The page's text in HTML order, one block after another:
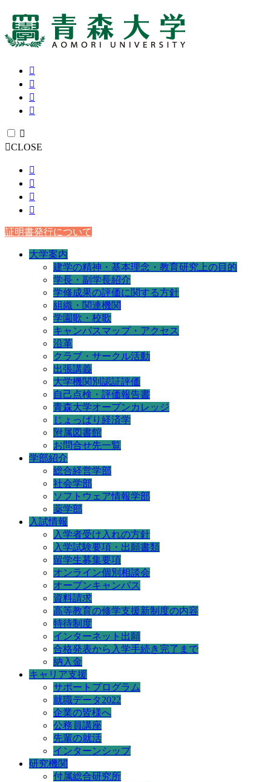
CLOSE
証明書発行について
大学案内
建学の精神・基本理念・教育研究上の目的
学長・副学長紹介
学修成果の評価に関する方針
組織・関連機関
学園歌・校歌
キャンパスマップ・アクセス
沿革
クラブ・サークル活動
出張講義
大学機関別認証評価
自己点検・評価報告書
青森大学オープンカレッジ
じょっぱり経済学
附属図書館
お問合せ先一覧
学部紹介
総合経営学部
社会学部
ソフトウェア情報学部
薬学部
入試情報
入学者受け入れの方針
入学試験要項・出願書類
留学生募集要項
オンライン個別相談会
オープンキャンパス
資料請求
高等教育の修学支援新制度の内容
特待制度
インターネット出願
合格発表から入学手続き完了まで
納入金
キャリア支援
サポートプログラム
就職データ2022
企業の皆様へ
公務員講座
先輩の就活
インターンシップ
研究機関
付属総合研究所